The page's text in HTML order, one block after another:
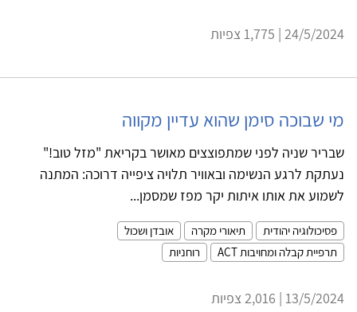
24/5/2024 | 1,775 צפיות
מי שבוכה סימן שהוא עדיין מקווה
שבריר שניה לפני שמתפוצצים מאושר בקריאת "מזל טוב!"
נעתקת לרגע הנשימה ובאוויר תלויה ציפייה דרוכה: המתנה
לשמוע את אותו איתות יקר מפז שמסמן...
פסיכולוגיה יהודית תיאורי מקרה
אובדן ושכול
תרפיית קבלה ומחויבות ACT
רוחניות
13/5/2024 | 2,016 צפיות